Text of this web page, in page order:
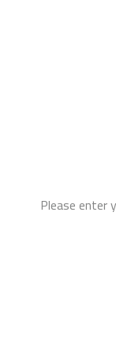
Please enter